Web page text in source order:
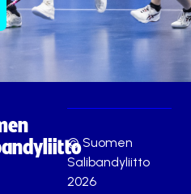
© Suomen
Salibandyliitto
2026